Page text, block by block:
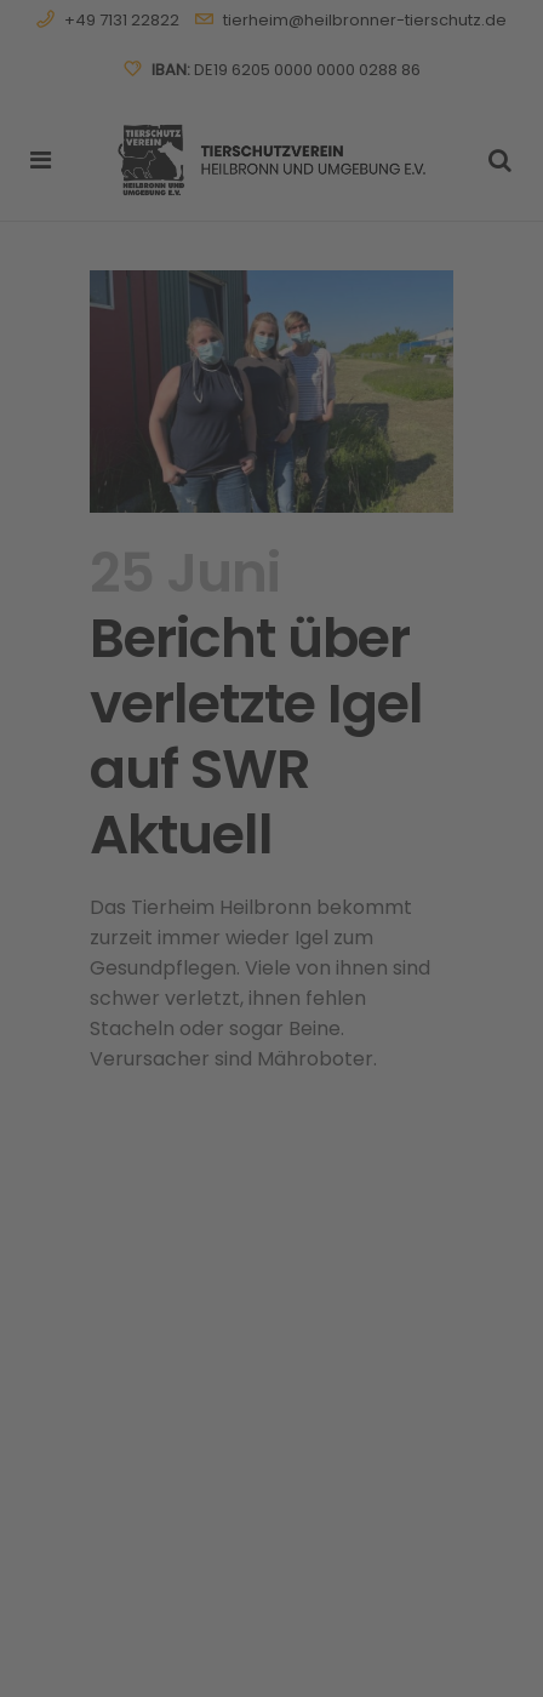
+49 7131 22822 tierheim@heilbronner-tierschutz.de
IBAN:DE19 6205 0000 0000 0288 86
Bericht über
verletzte Igel
auf SWR
Aktuell
Das Tierheim Heilbronn bekommt
zurzeit immer wieder Igel zum
Gesundpflegen. Viele von ihnen sind
schwer verletzt, ihnen fehlen
Stacheln oder sogar Beine.
Verursacher sind Mähroboter.